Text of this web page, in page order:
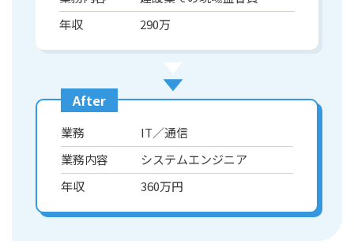
年収
290万
After
業務
IT／通信
業務内容
システムエンジニア
年収
360万円